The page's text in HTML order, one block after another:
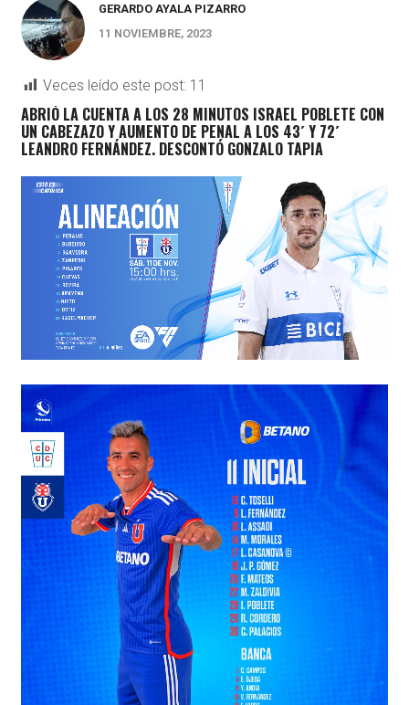
GERARDO AYALA PIZARRO
11 NOVIEMBRE, 2023
Veces leído este post: 11
ABRIÓ LA CUENTA A LOS 28 MINUTOS ISRAEL POBLETE CON
UN CABEZAZO Y AUMENTO DE PENAL A LOS 43´ Y 72´
LEANDRO FERNÁNDEZ. DESCONTÓ GONZALO TAPIA